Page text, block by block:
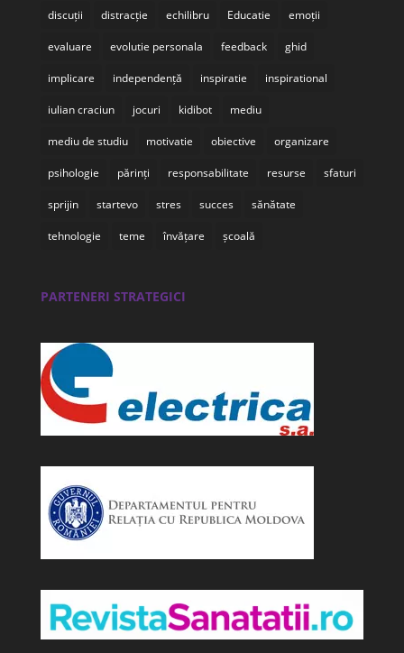
discuții distracție echilibru Educatie emoții
evaluare evolutie personala feedback ghid
implicare independență inspiratie inspirational
iulian craciun jocuri kidibot mediu
mediu de studiu motivatie obiective organizare
psihologie părinți responsabilitate resurse sfaturi
sprijin startevo stres succes sănătate
tehnologie teme învățare școală
PARTENERI STRATEGICI